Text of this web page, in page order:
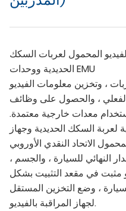
المحمول لعربات السكك
الحديدية ووحدات EMU
، وتخزين معلومات الفيديو
، والحصول على وظائف
معدات خارجية معتمدة.
لعربة السكك الحديدية وجهاز
الاتحاد النقدي الأوروبي
، يجب تثبيت مقعد التثبيت في الجدار النهائي للسيارة ، والجسم
مثبت في مقعد التثبيت بشكل
، وضع التخزين المستقل
لجهاز المراقبة بالفيديو.